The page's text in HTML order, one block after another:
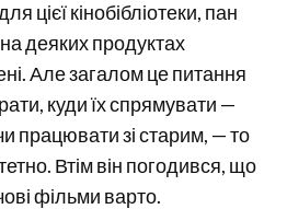
цієї кінобібліотеки, пан
деяких продуктах
Але загалом це питання
куди їх спрямувати —
працювати зі старим, — то
Втім він погодився, що
фільми варто.